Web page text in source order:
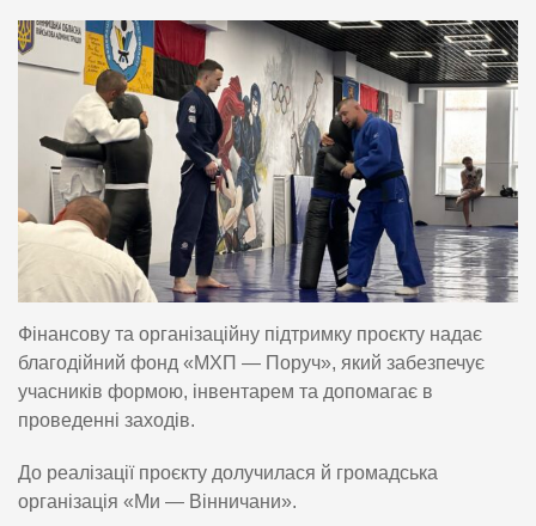
Фінансову та організаційну підтримку проєкту надає
благодійний фонд «МХП — Поруч», який забезпечує
учасників формою, інвентарем та допомагає в
проведенні заходів.
До реалізації проєкту долучилася й громадська
організація «Ми — Вінничани».